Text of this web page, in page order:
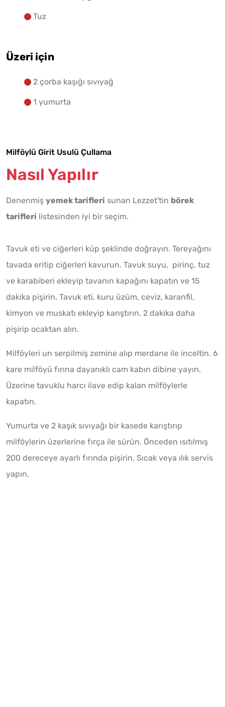
Tuz
Üzeri için
2 çorba kaşığı sıvıyağ
1 yumurta
Milföylü Girit Usulü Çullama
Nasıl Yapılır
Denenmiş yemek tarifleri sunan Lezzet'tin börek
tarifleri listesinden iyi bir seçim.
Tavuk eti ve ciğerleri küp şeklinde doğrayın. Tereyağını
tavada eritip ciğerleri kavurun. Tavuk suyu, pirinç, tuz
ve karabiberi ekleyip tavanın kapağını kapatın ve 15
dakika pişirin. Tavuk eti, kuru üzüm, ceviz, karanfil,
kimyon ve muskatı ekleyip karıştırın. 2 dakika daha
pişirip ocaktan alın.
Milföyleri un serpilmiş zemine alıp merdane ile inceltin. 6
kare milföyü fırına dayanıklı cam kabın dibine yayın.
Üzerine tavuklu harcı ilave edip kalan milföylerle
kapatın.
Yumurta ve 2 kaşık sıvıyağı bir kasede karıştırıp
milföylerin üzerlerine fırça ile sürün. Önceden ısıtılmış
200 dereceye ayarlı fırında pişirin. Sıcak veya ılık servis
yapın.